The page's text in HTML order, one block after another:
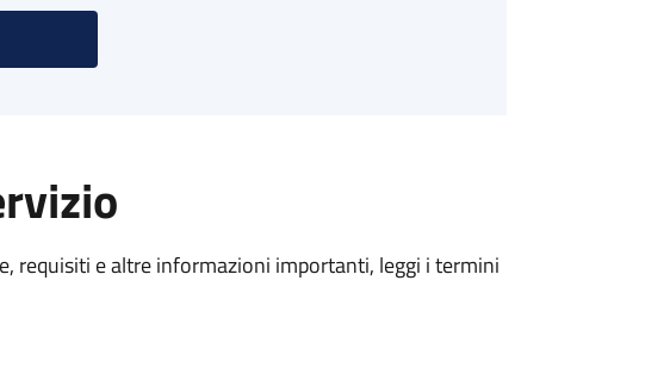
requisiti e altre informazioni importanti, leggi i termini